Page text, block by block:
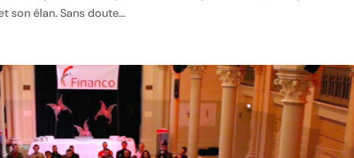
son élan. Sans doute...